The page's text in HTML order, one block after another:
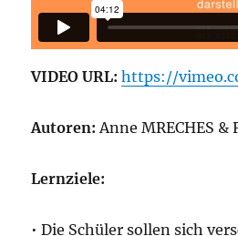
VIDEO URL:https://
Autoren: Anne MRECHES &
Lernziele:
• Die Schüler sollen sich